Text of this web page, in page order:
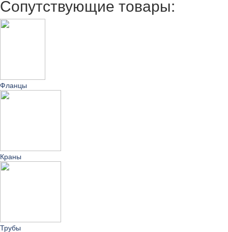
Сопутствующие товары:
Фланцы
Краны
Трубы